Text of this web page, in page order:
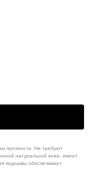
прочности. Не требуют
натуральной кожи, имеет
подошвы обеспечивает